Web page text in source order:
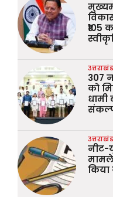
₹105
उत्तराखंड
307
को
उत्तराखंड
नीट-